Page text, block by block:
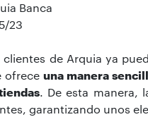
Banca
23
clientes de Arquia ya
ofreceuna manera
. De esta manera,
garantizando unos